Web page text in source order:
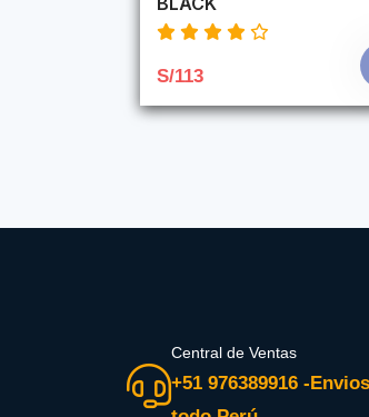
S/113
Central de Ventas
+51 976389916 -